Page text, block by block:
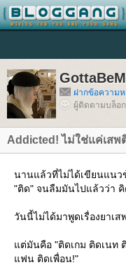
ฝากข้อความห
ผู้ติดตามบล็อ
Addicted! ไม่ใช่แค่เส
นานแล้วที่ไม่ได้เขียนแนว
"ติด" จนลืมมันไปแล้วว่า
วันนี้ไม่ได้มาพูดเรื่องยาเ
ต่มันคือ "ติดเกม ติดเนท
ฟน ติดเพื่อน!"